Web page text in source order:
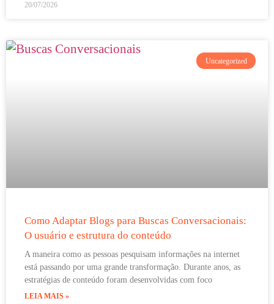
20/07/2026
Uncategorized
Como Adaptar Blogs para Buscas Conversacionais:
O usuário e estrutura do conteúdo
A maneira como as pessoas pesquisam informações na internet
está passando por uma grande transformação. Durante anos, as
estratégias de conteúdo foram desenvolvidas com foco
LEIA MAIS »